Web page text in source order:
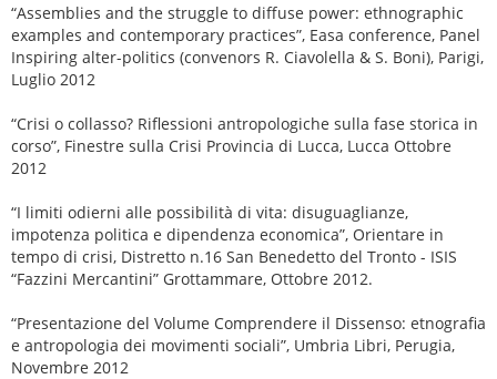
“Assemblies and the struggle to diffuse power: ethnographic
examples and contemporary practices”, Easa conference, Panel
Inspiring alter-politics (convenors R. Ciavolella & S. Boni), Parigi,
Luglio 2012
“Crisi o collasso? Riflessioni antropologiche sulla fase storica in
corso”, Finestre sulla Crisi Provincia di Lucca, Lucca Ottobre
2012
“I limiti odierni alle possibilità di vita: disuguaglianze,
impotenza politica e dipendenza economica”, Orientare in
tempo di crisi, Distretto n.16 San Benedetto del Tronto - ISIS
“Fazzini Mercantini” Grottammare, Ottobre 2012.
“Presentazione del Volume Comprendere il Dissenso: etnografia
e antropologia dei movimenti sociali”, Umbria Libri, Perugia,
Novembre 2012